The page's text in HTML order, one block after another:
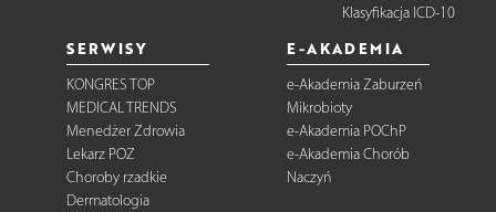
Klasyfikacja ICD-10
SERWISY
KONGRES TOP
MEDICAL TRENDS
Menedżer Zdrowia
Lekarz POZ
Choroby rzadkie
Dermatologia
E-AKADEMIA
e-Akademia Zaburzeń
Mikrobioty
e-Akademia POChP
e-Akademia Chorób
Naczyń